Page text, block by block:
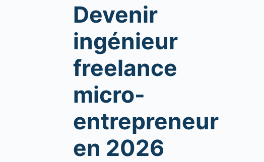
Devenir
ingénieur
freelance
micro-
entrepreneur
en 2026